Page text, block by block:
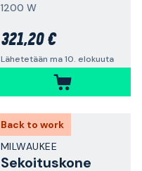
1200 W
321,20 €
Lähetetään ma 10. elokuuta
Back to work
MILWAUKEE
Sekoituskone